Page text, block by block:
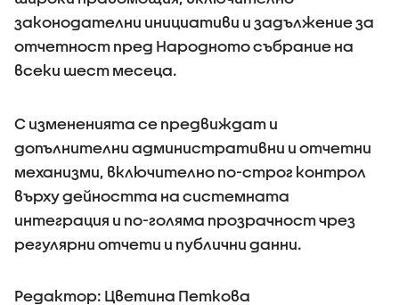
законодателни инициативи и задължение за
отчетност пред Народното събрание на
всеки шест месеца.
С измененията се предвиждат и
допълнителни административни и отчетни
механизми, включително по-строг контрол
върху дейността на системната
интеграция и по-голяма прозрачност чрез
регулярни отчети и публични данни.
Редактор: Цветина Петкова